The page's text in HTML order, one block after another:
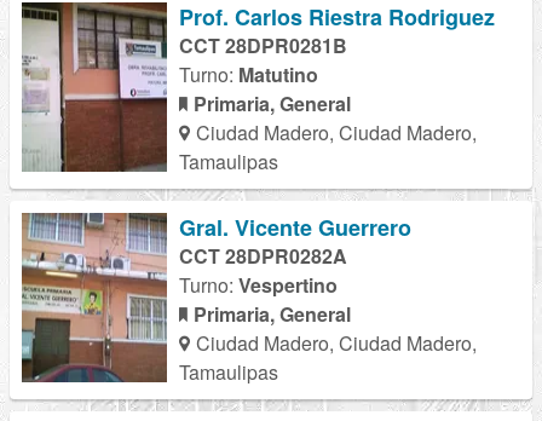
Prof. Carlos Riestra Rodriguez
CCT 28DPR0281B
Turno: Matutino
Primaria, General
Ciudad Madero, Ciudad Madero,
Tamaulipas
Gral. Vicente Guerrero
CCT 28DPR0282A
Turno: Vespertino
Primaria, General
Ciudad Madero, Ciudad Madero,
Tamaulipas